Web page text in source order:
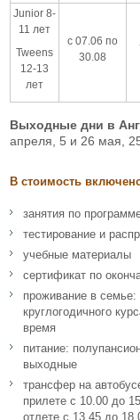
Junior 8-
11 лет
Tweens
12-13
лет
с 07.06 по
30.08
Выходные дни в
апреля, 5 и 26 мая,
В стоимость
занятия по
тестирование и
учебные материалы
сертификат по
проживание в
круглогодичного
время
питание:
выходные
трансфер на
прилете с 10.00 до
отлете с 13.45 до